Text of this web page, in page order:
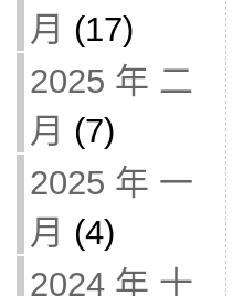
月 (17)
2025 年 二
月 (7)
2025 年 一
月 (4)
2024 年 十